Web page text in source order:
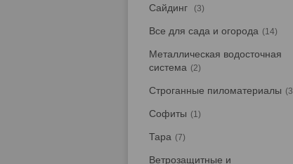
Сайдинг 3
Все для сада и огорода 14
Металлическая водосточная
система
2
Строганные пиломатериалы 3
Софиты 1
Тара 7
Ветрозащитные и